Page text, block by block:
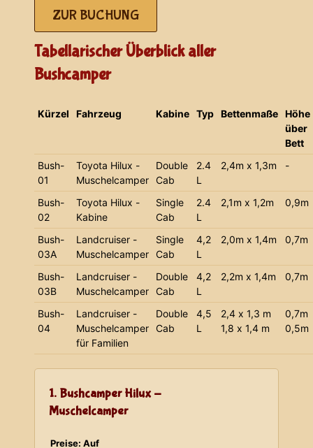
ZUR BUCHUNG
Tabellarischer Überblick aller
Bushcamper
Kürzel Fahrzeug Kabine Typ Bettenmaße Höhe
über
Bett
Bush-
01
Toyota Hilux -
Muschelcamper
Double
Cab
2.4
L
2,4m x 1,3m -
Bush-
02
Toyota Hilux -
Kabine
Single
Cab
2.4
L
2,1m x 1,2m 0,9m
Bush-
03A
Landcruiser -
Muschelcamper
Single
Cab
4,2
L
2,0m x 1,4m 0,7m
Bush-
03B
Landcruiser -
Muschelcamper
Double
Cab
4,2
L
2,2m x 1,4m 0,7m
Bush-
04
Landcruiser -
Muschelcamper
für Familien
Double
Cab
4,5
L
2,4 x 1,3 m
1,8 x 1,4 m
0,7m
0,5m
1. Bushcamper Hilux -
Muschelcamper
Preise: Auf